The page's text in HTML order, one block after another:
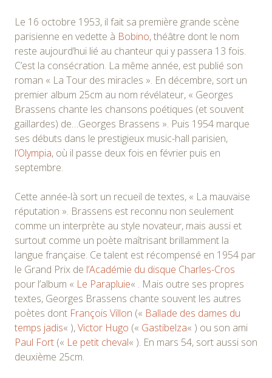
Le 16 octobre 1953, il fait sa première grande scène
parisienne en vedette à Bobino, théâtre dont le nom
reste aujourd’hui lié au chanteur qui y passera 13 fois.
C’est la consécration. La même année, est publié son
roman « La Tour des miracles ». En décembre, sort un
premier album 25cm au nom révélateur, « Georges
Brassens chante les chansons poétiques (et souvent
gaillardes) de…Georges Brassens ». Puis 1954 marque
ses débuts dans le prestigieux music-hall parisien,
l’Olympia, où il passe deux fois en février puis en
septembre.
Cette année-là sort un recueil de textes, « La mauvaise
réputation ». Brassens est reconnu non seulement
comme un interprète au style novateur, mais aussi et
surtout comme un poète maîtrisant brillamment la
langue française. Ce talent est récompensé en 1954 par
le Grand Prix de l’Académie du disque Charles-Cros
pour l’album « Le Parapluie« . Mais outre ses propres
textes, Georges Brassens chante souvent les autres
poètes dont François Villon (« Ballade des dames du
temps jadis« ),Victor Hugo (« Gastibelza« ) ou son ami
Paul Fort (« Le petit cheval« ). En mars 54, sort aussi son
deuxième 25cm.